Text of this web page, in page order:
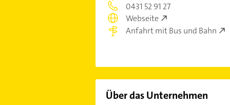
0431 52 91 27
Webseite
Anfahrt mit Bus und Bahn
Über das Unternehmen